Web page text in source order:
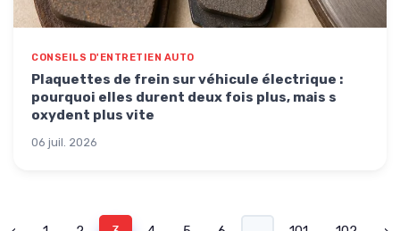
CONSEILS D'ENTRETIEN AUTO
Plaquettes de frein sur véhicule électrique :
pourquoi elles durent deux fois plus, mais s
oxydent plus vite
06 juil. 2026